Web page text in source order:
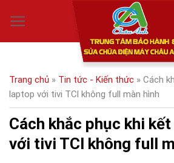
Trang chủ » Tin tức - Kiến thức » Cách
laptop với tivi TCl không full màn hình
Cách khắc phục khi
với tivi TCl không full